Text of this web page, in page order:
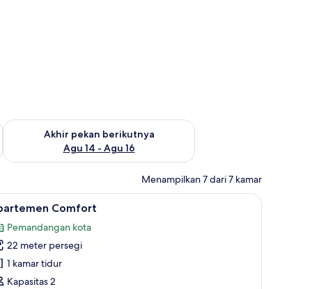
Agu 7 - Agu 9
Akhir pekan berikutnya
Agu 14 - Agu 16
Periksa ketersediaan untuk akhir pekan berikutnya Agu 14 -
Menampilkan 7 dari 7 kamar
laptop, dan setrika/meja setrikaApartemen Comfort | Meja kerja, ruang
12 Comfort
Pemandangan kota
22 meter persegi
1 kamar tidur
Kapasitas 2